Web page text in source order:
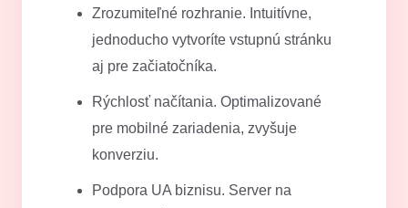
Zrozumiteľné rozhranie. Intuitívne,
jednoducho vytvoríte vstupnú stránku
aj pre začiatočníka.
Rýchlosť načítania. Optimalizované
pre mobilné zariadenia, zvyšuje
konverziu.
Podpora UA biznisu. Server na